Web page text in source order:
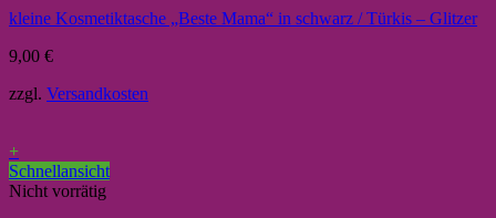
kleine Kosmetiktasche „Beste Mama“ in schwarz / Türkis – Glitzer
9,00 €
zzgl. Versandkosten
+
Schnellansicht
Nicht vorrätig